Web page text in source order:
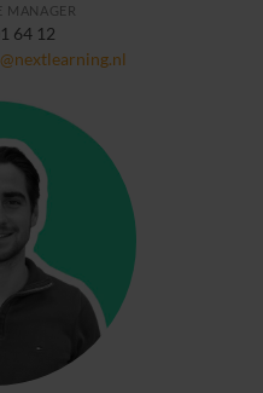
MANAGER
64 12